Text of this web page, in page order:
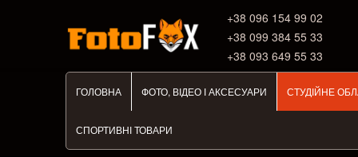
+38 ‎096 154 99 02
+38 099 384 55 33
+38 093 649 55 33
ГОЛОВНА ФОТО, ВІДЕО І АКСЕСУАРИ СТУДІЙНЕ
СПОРТИВНІ ТОВАРИ